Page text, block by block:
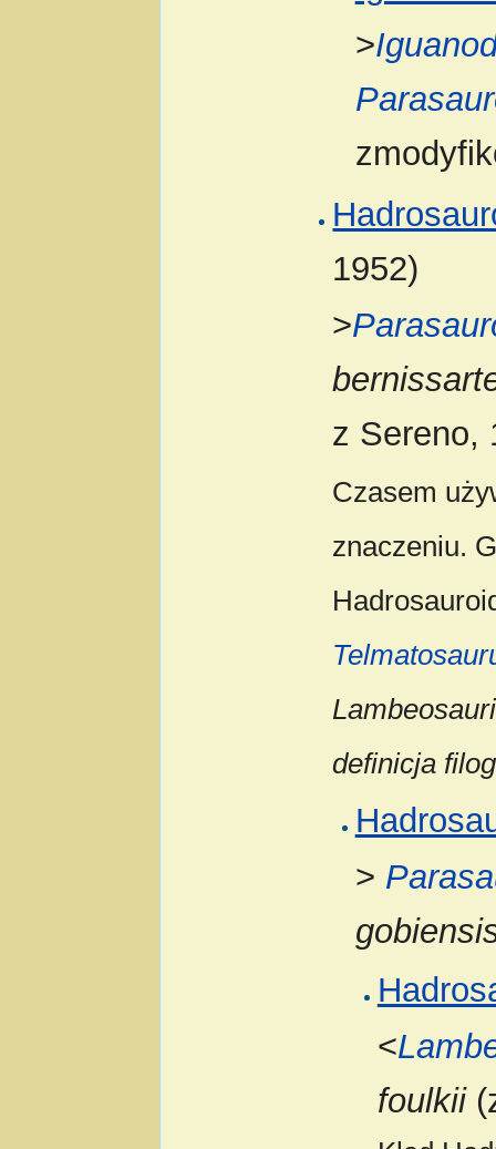
>
1952)
>
z Sereno,
Czasem
znaczeniu.
definicja
>
<
foulkii